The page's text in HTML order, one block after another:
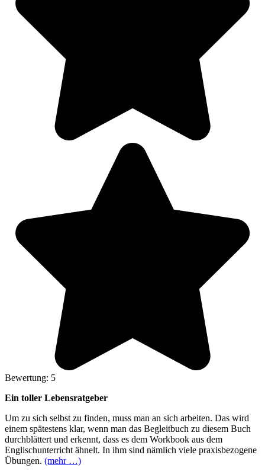
Bewertung: 5
Ein toller Lebensratgeber
Um zu sich selbst zu finden, muss man an sich arbeiten. Das wird
einem spätestens klar, wenn man das Begleitbuch zu diesem Buch
durchblättert und erkennt, dass es dem Workbook aus dem
Englischunterricht ähnelt. In ihm sind nämlich viele praxisbezogene
Übungen. (mehr …)